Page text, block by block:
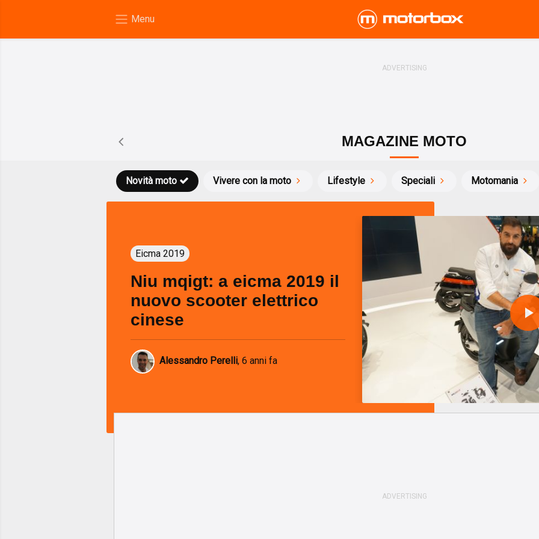
MAGAZINE MOTO
Novità moto Vivere con la moto Lifestyle Speciali Motomania
l
a
y
Eicma 2019
Niu mqigt: a eicma 2019 il
nuovo scooter elettrico
cinese
Alessandro Perelli, 6 anni fa